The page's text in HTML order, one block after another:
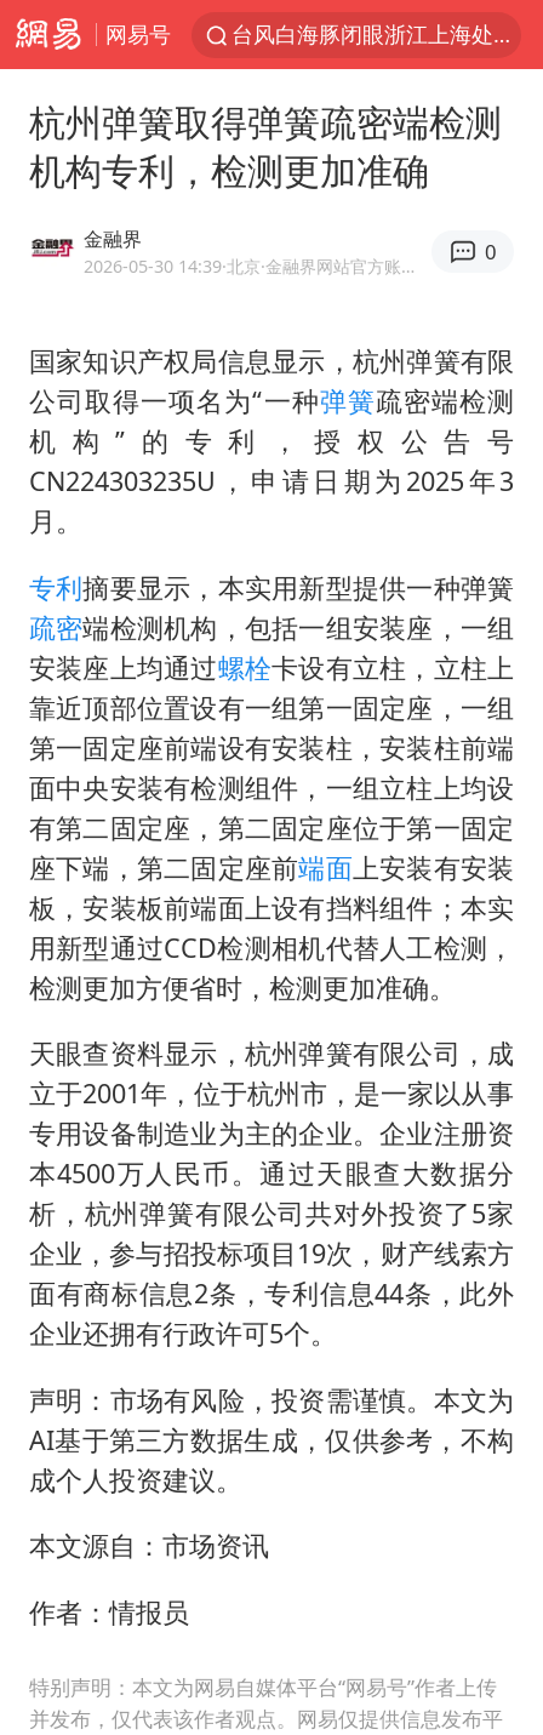
网易号
台风白海豚闭眼浙江上海处于危险半圆
浙江金华：市民非必要不外出
白海豚将正面袭击贯穿浙江
浙江台州《告全体市民书》
上半年国内居民出游人次34.63亿
刘浩存百花奖开幕式红裙起舞
万岁山接盘烂尾恒大文旅城
泰国初中生饮弹自尽前开了26枪
“准2万亿”之城点名支持三所大学
店主称换“青海拉面”招牌后生意更好
女儿为争财产堵门阻挠父亲出殡
习近平心系体育强国建设
杭州弹簧取得弹簧疏密端检测
机构专利，检测更加准确
金融界
2026-05-30 14:39·北京 ·金融界网站官方账号 优质财经领域创作者
0
国家知识产权局信息显示，杭州弹簧有限
公司取得一项名为“一种弹簧疏密端检测
机构”的专利，授权公告号
CN224303235U，申请日期为2025年3
月。
专利摘要显示，本实用新型提供一种弹簧
疏密端检测机构，包括一组安装座，一组
安装座上均通过螺栓卡设有立柱，立柱上
靠近顶部位置设有一组第一固定座，一组
第一固定座前端设有安装柱，安装柱前端
面中央安装有检测组件，一组立柱上均设
有第二固定座，第二固定座位于第一固定
座下端，第二固定座前端面 上安装有安装
板，安装板前端面上设有挡料组件；本实
用新型通过CCD检测相机代替人工检测，
检测更加方便省时，检测更加准确。
天眼查资料显示，杭州弹簧有限公司，成
立于2001年，位于杭州市，是一家以从事
专用设备制造业为主的企业。企业注册资
本4500万人民币。通过天眼查大数据分
析，杭州弹簧有限公司共对外投资了5家
企业，参与招投标项目19次，财产线索方
面有商标信息2条，专利信息44条，此外
企业还拥有行政许可5个。
声明：市场有风险，投资需谨慎。本文为
AI基于第三方数据生成，仅供参考，不构
成个人投资建议。
本文源自：市场资讯
作者：情报员
特别声明：本文为网易自媒体平台“网易号”作者上传
并发布，仅代表该作者观点。网易仅提供信息发布平